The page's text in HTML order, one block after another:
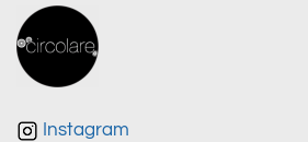
Instagram